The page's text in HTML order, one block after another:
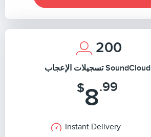
200
تسجيلات الإعجاب SoundCloud
$8.99
Instant Delivery